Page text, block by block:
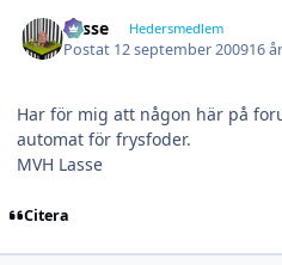
Lasse Hedersmedlem
Postat 12 september 200916 år
Har för mig att någon här på
automat för frysfoder.
MVH Lasse
Citera